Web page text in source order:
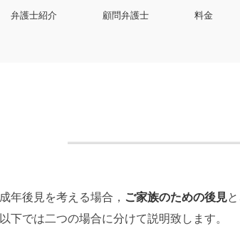
弁護士紹介 顧問弁護士 料金
成年後見を考える場合， ご家族のための後見と
以下では二つの場合に分けて説明致します。